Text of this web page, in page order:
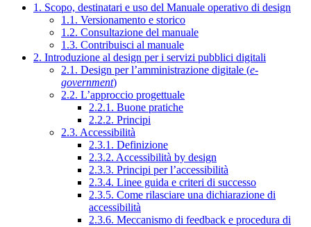
1. Scopo, destinatari e uso del Manuale operativo di design
1.1. Versionamento e storico
1.2. Consultazione del manuale
1.3. Contribuisci al manuale
2. Introduzione al design per i servizi pubblici digitali
2.1. Design per l’amministrazione digitale (e-
government)
2.2. L’approccio progettuale
2.2.1. Buone pratiche
2.2.2. Principi
2.3. Accessibilità
2.3.1. Definizione
2.3.2. Accessibilità by design
2.3.3. Principi per l’accessibilità
2.3.4. Linee guida e criteri di successo
2.3.5. Come rilasciare una dichiarazione di
accessibilità
2.3.6. Meccanismo di feedback e procedura di